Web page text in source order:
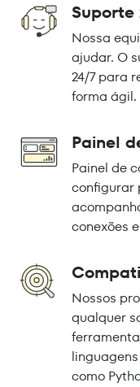
Suporte
Nossa
ajudar. O
24/7 para
forma ágil.
Painel
Painel de
configurar
conexões
Nossos
qualquer
como